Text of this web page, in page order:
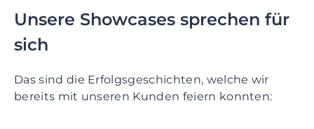
Unsere Showcases sprechen für
sich
Das sind die Erfolgsgeschichten, welche wir
bereits mit unseren Kunden feiern konnten: